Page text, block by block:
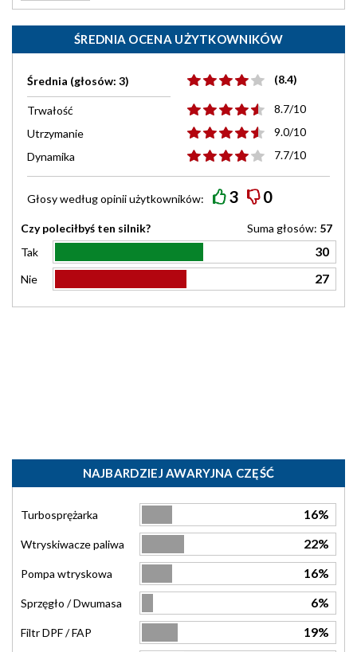
ŚREDNIA OCENA UŻYTKOWNIKÓW
Średnia (głosów: 3) (8.4)
Trwałość
8.7/10
Utrzymanie
9.0/10
Dynamika
7.7/10
Głosy wedługopiniiużytkowników: 3 0
Czy poleciłbyś ten silnik? Suma głosów: 57
Tak
30
Nie 27
NAJBARDZIEJ AWARYJNA CZĘŚĆ
Turbosprężarka 16%
Wtryskiwacze paliwa 22%
Pompa wtryskowa 16%
Sprzęgło / Dwumasa 6%
Filtr DPF / FAP 19%